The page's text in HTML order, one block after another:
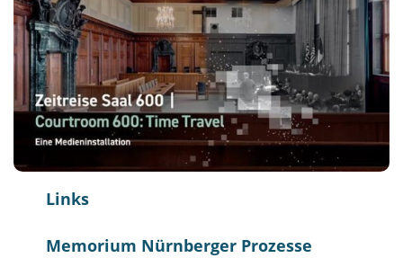
Links
Memorium Nürnberger Prozesse